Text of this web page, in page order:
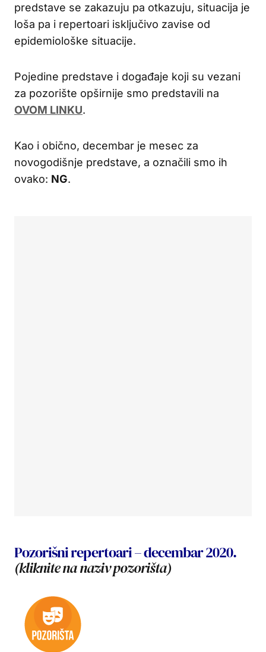
predstave se zakazuju pa otkazuju, situacija je
loša pa i repertoari isključivo zavise od
epidemiološke situacije.
Pojedine predstave i događaje koji su vezani
za pozorište opširnije smo predstavili na
OVOM LINKU.
Kao i obično, decembar je mesec za
novogodišnje predstave, a označili smo ih
ovako: NG.
Pozorišni repertoari – decembar 2020.
(kliknite na naziv pozorišta)